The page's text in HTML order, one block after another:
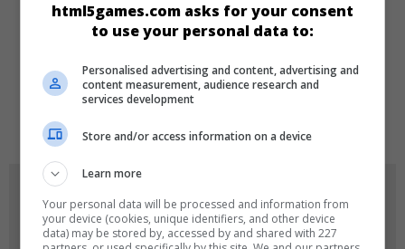
html5games.com asks for your consent
to use your personal data to:
Personalised advertising and content, advertising and
content measurement, audience research and
services development
Store and/or access information on a device
Learn more
Your personal data will be processed and information from
your device (cookies, unique identifiers, and other device
data) may be stored by, accessed by and shared with 227